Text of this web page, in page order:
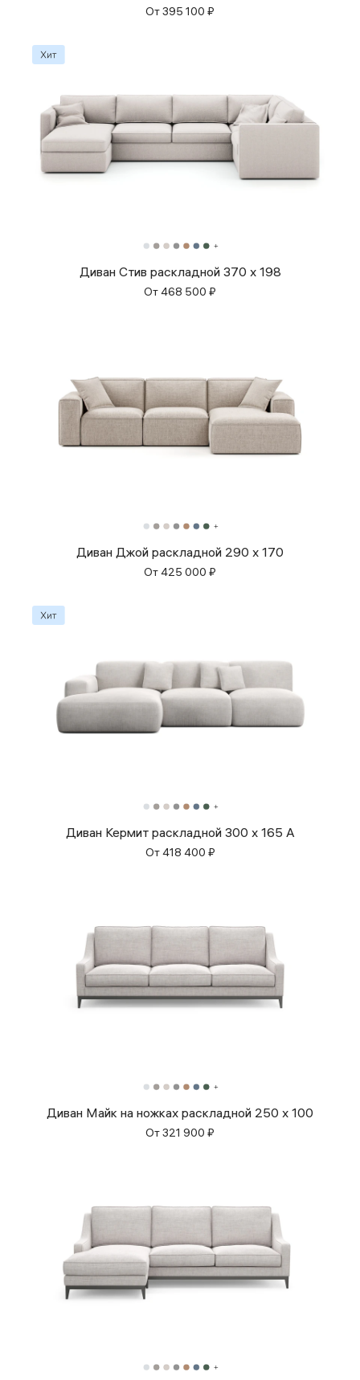
От395 100 ₽
Диван Стив раскладной 370 x 198
От468 500 ₽
Диван Джой раскладной 290 x 170
От425 000 ₽
Диван Кермит раскладной 300 x 165 A
От418 400 ₽
Диван Майк на ножках раскладной 250 x 100
От321 900 ₽